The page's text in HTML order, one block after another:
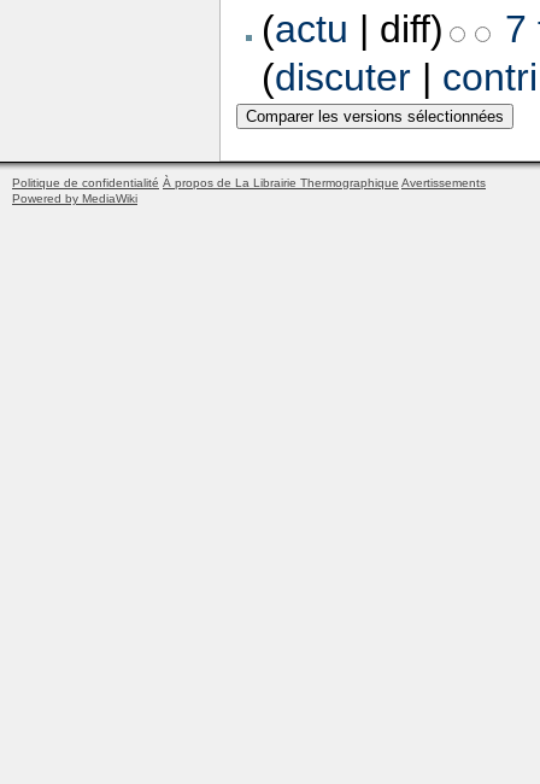
(actu | diff)
7
(discuter|
Politique de confidentialité À propos de La Librairie Thermographique Avertissements
Powered by MediaWiki